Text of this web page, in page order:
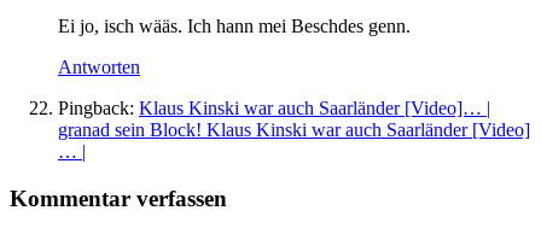
Ei jo, isch wääs. Ich hann mei Beschdes genn.
Antworten
Pingback: Klaus Kinski war auch Saarländer [Video]… |
granad sein Block! Klaus Kinski war auch Saarländer [Video]
… |
Kommentar verfassen